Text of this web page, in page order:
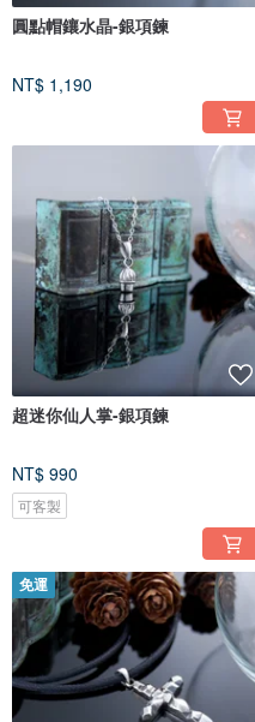
圓點帽鑲水晶-銀項鍊
NT$ 1,190
超迷你仙人掌-銀項鍊
NT$ 990
可客製
免運